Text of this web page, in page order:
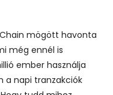
Chain mögött havonta
még ennél is
ember használja
a napi tranzakciók